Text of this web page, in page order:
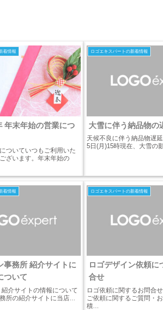
着情報
年末年始の営業につ
ついていつもご利用いた
ざいます。年末年始の
ロゴエキスパートの新着情報
大雪に伴う納品物の
天候不良に伴う納品物遅
5日(月)15時現在、大雪の
着情報
事務所 紹介サイトに
ついて
介サイトの情報について
所の紹介サイトに当店...
ロゴエキスパートの新着情報
ロゴデザイン依頼に
合せ
ロゴ依頼に関するお問合
ご依頼に関するご質問・
積...